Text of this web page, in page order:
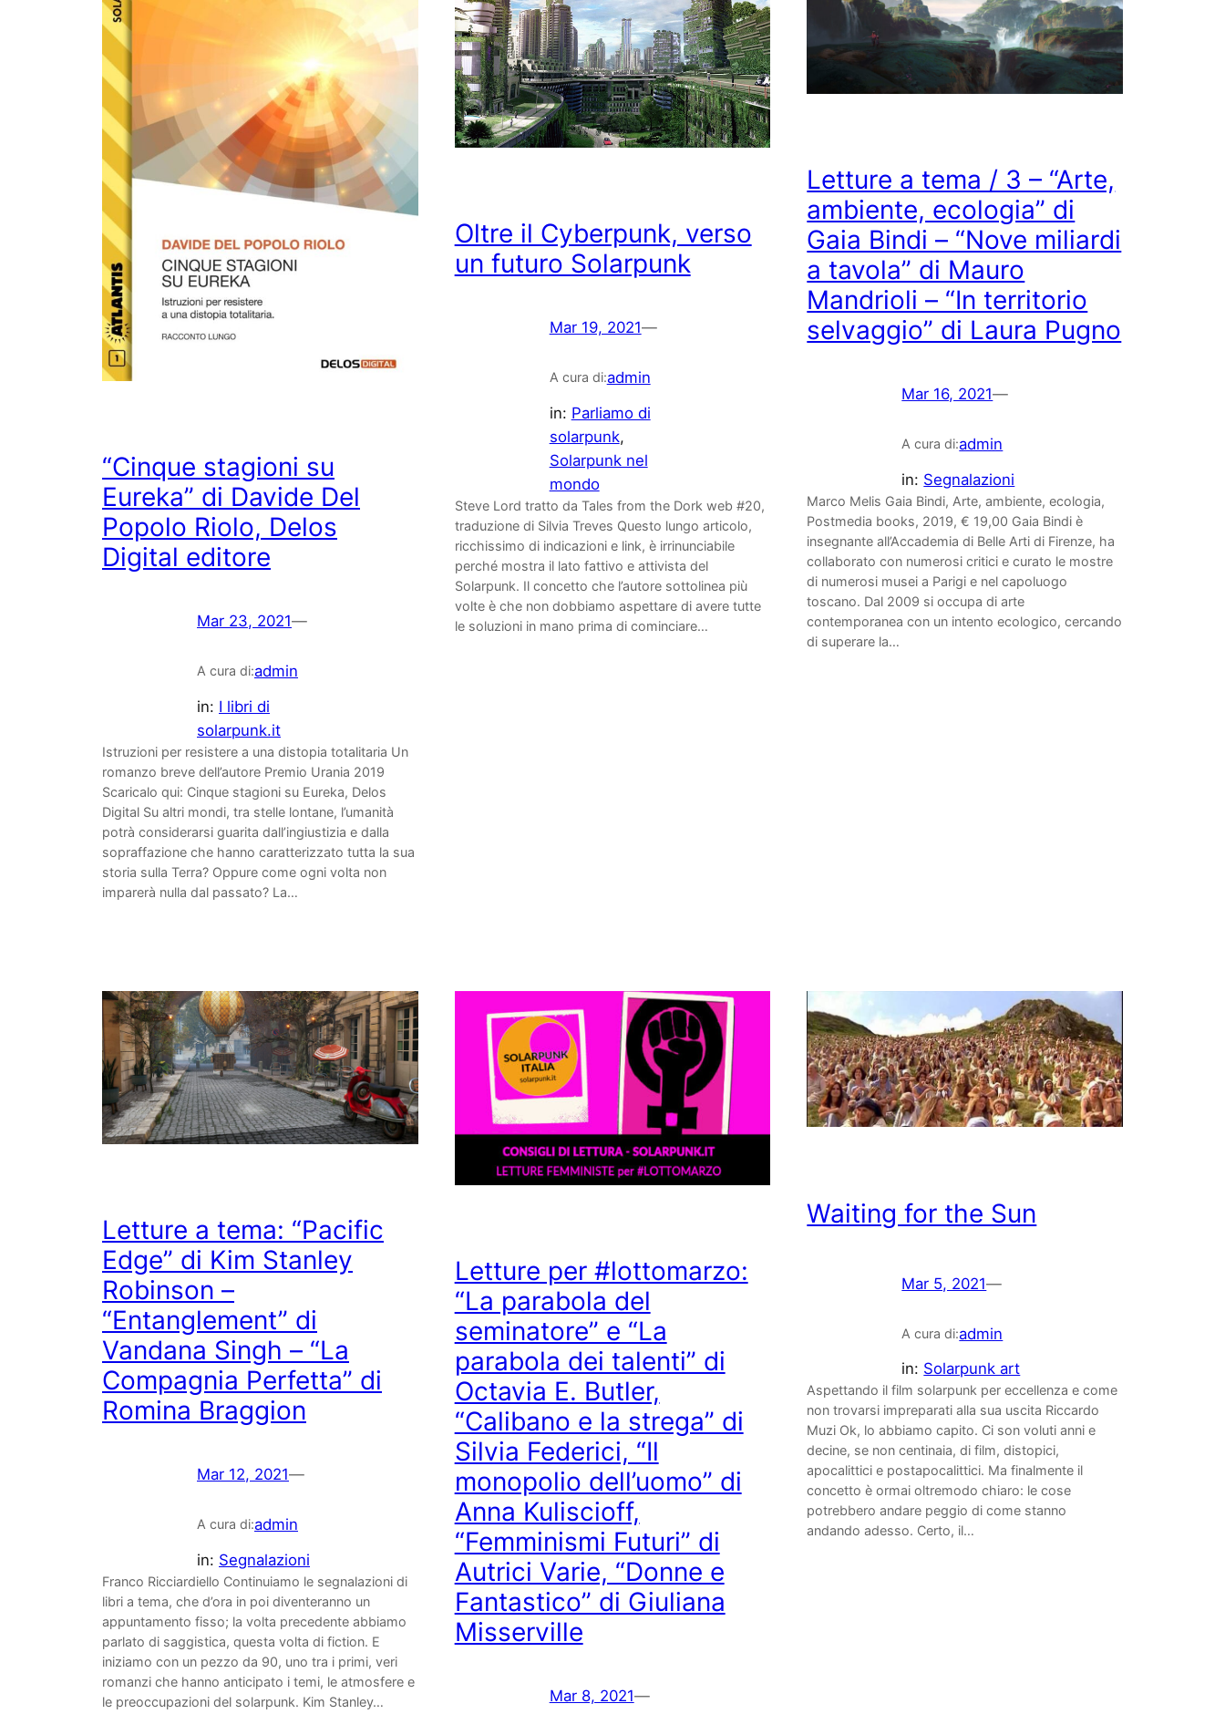
“Cinque stagioni su
Eureka” di Davide Del
Popolo Riolo, Delos
Digital editore
Mar 23, 2021—
A cura di:admin
in: I libri di
solarpunk.it
Istruzioni per resistere a una distopia totalitaria Un
romanzo breve dell’autore Premio Urania 2019
Scaricalo qui: Cinque stagioni su Eureka, Delos
Digital Su altri mondi, tra stelle lontane, l’umanità
potrà considerarsi guarita dall’ingiustizia e dalla
sopraffazione che hanno caratterizzato tutta la sua
storia sulla Terra? Oppure come ogni volta non
imparerà nulla dal passato? La…
Oltre il Cyberpunk, verso
un futuro Solarpunk
Mar 19, 2021—
A cura di:admin
in: Parliamo di
solarpunk
Solarpunk nel
mondo
Steve Lord tratto da Tales from the Dork web #20,
traduzione di Silvia Treves Questo lungo articolo,
ricchissimo di indicazioni e link, è irrinunciabile
perché mostra il lato fattivo e attivista del
Solarpunk. Il concetto che l’autore sottolinea più
volte è che non dobbiamo aspettare di avere tutte
le soluzioni in mano prima di cominciare…
Letture a tema / 3 – “Arte,
ambiente, ecologia” di
Gaia Bindi – “Nove miliardi
a tavola” di Mauro
Mandrioli – “In territorio
selvaggio” di Laura Pugno
Mar 16, 2021—
A cura di:admin
in: Segnalazioni
Marco Melis Gaia Bindi, Arte, ambiente, ecologia,
Postmedia books, 2019, € 19,00 Gaia Bindi è
insegnante all’Accademia di Belle Arti di Firenze, ha
collaborato con numerosi critici e curato le mostre
di numerosi musei a Parigi e nel capoluogo
toscano. Dal 2009 si occupa di arte
contemporanea con un intento ecologico, cercando
di superare la…
Letture a tema: “Pacific
Edge” di Kim Stanley
Robinson –
“Entanglement” di
Vandana Singh – “La
Compagnia Perfetta” di
Romina Braggion
Mar 12, 2021—
A cura di:admin
in: Segnalazioni
Franco Ricciardiello Continuiamo le segnalazioni di
libri a tema, che d’ora in poi diventeranno un
appuntamento fisso; la volta precedente abbiamo
parlato di saggistica, questa volta di fiction. E
iniziamo con un pezzo da 90, uno tra i primi, veri
romanzi che hanno anticipato i temi, le atmosfere e
le preoccupazioni del solarpunk. Kim Stanley…
Letture per #lottomarzo:
“La parabola del
seminatore” e “La
parabola dei talenti” di
Octavia E. Butler,
“Calibano e la strega” di
Silvia Federici, “Il
monopolio dell’uomo” di
Anna Kuliscioff,
“Femminismi Futuri” di
Autrici Varie, “Donne e
Fantastico” di Giuliana
Misserville
Mar 8, 2021—
Waiting for the Sun
Mar 5, 2021—
A cura di:admin
in: Solarpunk art
Aspettando il film solarpunk per eccellenza e come
non trovarsi impreparati alla sua uscita Riccardo
Muzi Ok, lo abbiamo capito. Ci son voluti anni e
decine, se non centinaia, di film, distopici,
apocalittici e postapocalittici. Ma finalmente il
concetto è ormai oltremodo chiaro: le cose
potrebbero andare peggio di come stanno
andando adesso. Certo, il…